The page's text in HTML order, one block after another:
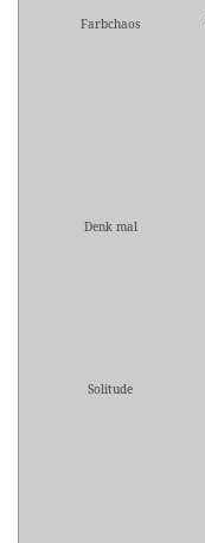
Farbchaos
Denk mal
Solitude